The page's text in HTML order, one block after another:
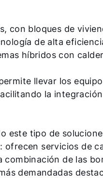
con bloques de
de alta
híbridos con
llevar los
la
este tipo de
ofrecen servicios de
de las
demandadas